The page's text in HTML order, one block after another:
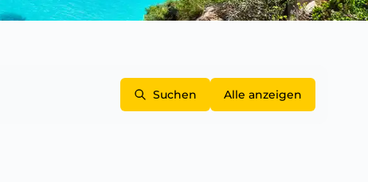
Suchen Alle anzeigen